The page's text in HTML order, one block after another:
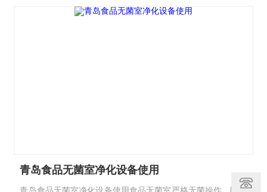
青岛食品无菌室净化设备使用